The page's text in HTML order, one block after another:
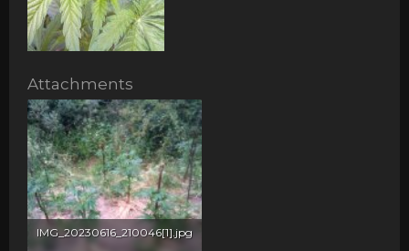
Attachments
IMG_20230616_210046[1].jpg